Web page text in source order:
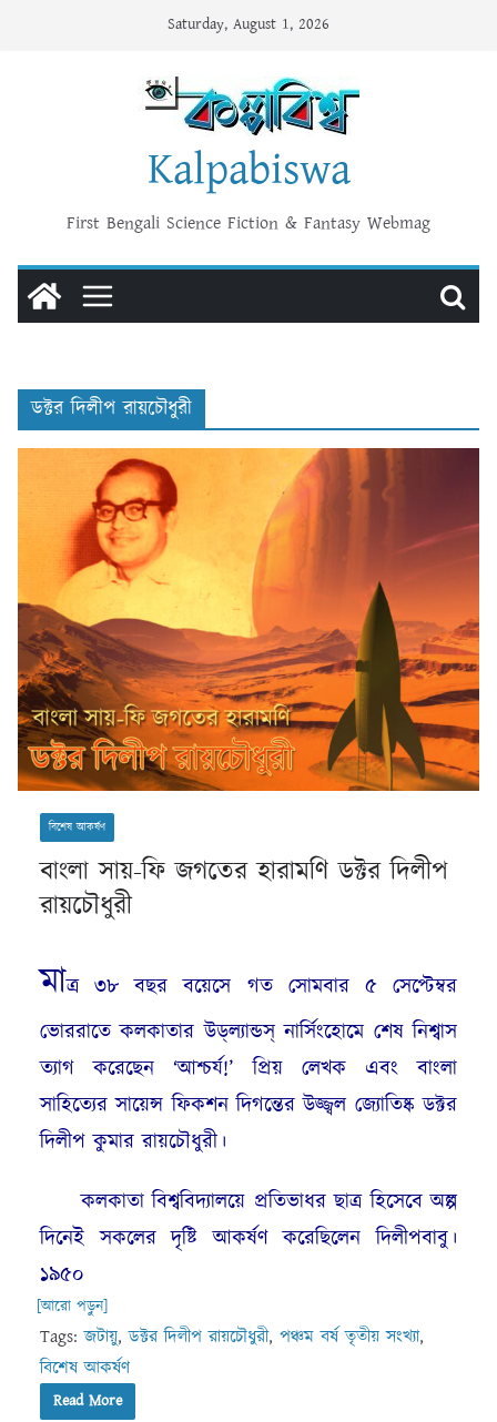
Saturday, August 1, 2026
Kalpabiswa
First Bengali Science Fiction & Fantasy Webmag
ডক্টর দিলীপ রায়চৌধুরী
বিশেষ আকর্ষণ
বাংলা সায়-ফি জগতের হারামণি ডক্টর দিলীপ
রায়চৌধুরী
মাত্র ৩৮ বছর বয়েসে গত সোমবার ৫ সেপ্টেম্বর
ভোররাতে কলকাতার উড্‌ল্যান্ডস্‌ নার্সিংহোমে শেষ নিশ্বাস
ত্যাগ করেছেন ‘আশ্চর্য!’ প্রিয় লেখক এবং বাংলা
সাহিত্যের সায়েন্স ফিকশন দিগন্তের উজ্জ্বল জ্যোতিষ্ক ডক্টর
দিলীপ কুমার রায়চৌধুরী।
কলকাতা বিশ্ববিদ্যালয়ে প্রতিভাধর ছাত্র হিসেবে অল্প
দিনেই সকলের দৃষ্টি আকর্ষণ করেছিলেন দিলীপবাবু।
১৯৫০
[আরো পড়ুন]
Tags:জটায়ু,ডক্টর দিলীপ রায়চৌধুরী, পঞ্চম বর্ষ তৃতীয় সংখ্যা,
বিশেষ আকর্ষণ
Read More